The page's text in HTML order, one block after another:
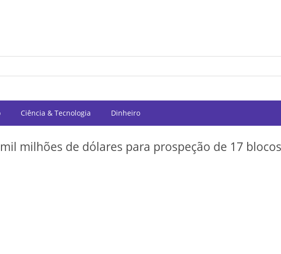
Ciência & Tecnologia
Dinheiro
milhões de dólares para prospeção de 17 blocos